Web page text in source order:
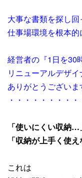
大事な書類を探し
仕事場環境を根本的
経営者の『1日を30
リニューアルデザ
ありがとうござい
・・・・・・・・・
「使いにくい収納…
「収納が上手く使
これは